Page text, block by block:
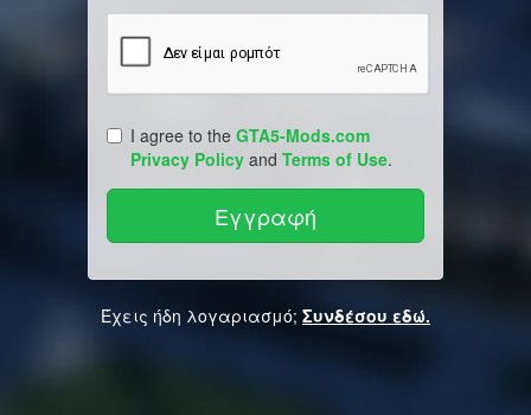
I agree to the GTA5-Mods.com
Privacy Policy and Terms of Use.
Έχεις ήδη λογαριασμό; Συνδέσου εδώ.